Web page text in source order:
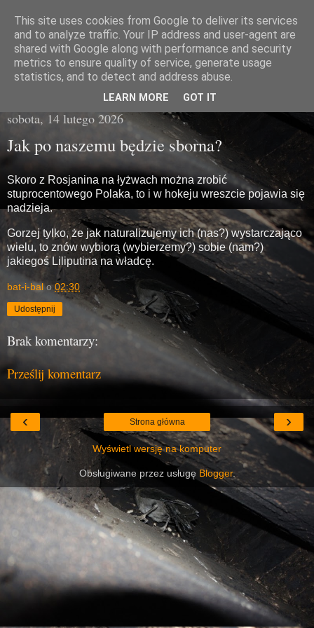
Miasto Gówna
brzydka prawda z poziomu chodnika
sobota, 14 lutego 2026
Jak po naszemu będzie sborna?
Skoro z Rosjanina na łyżwach można zrobić
stuprocentowego Polaka, to i w hokeju wreszcie pojawia się
nadzieja.
Gorzej tylko, że jak naturalizujemy ich (nas?) wystarczająco
wielu, to znów wybiorą (wybierzemy?) sobie (nam?)
jakiegoś Liliputina na władcę.
bat-i-bal o02:30
Udostępnij
Brak komentarzy:
Prześlij komentarz
‹ ›
Strona główna
Wyświetl wersję na komputer
Obsługiwane przez usługę Blogger.
This site uses cookies from Google to deliver its services
and to analyze traffic. Your IP address and user-agent are
shared with Google along with performance and security
metrics to ensure quality of service, generate usage
statistics, and to detect and address abuse.
LEARN MORE GOT IT